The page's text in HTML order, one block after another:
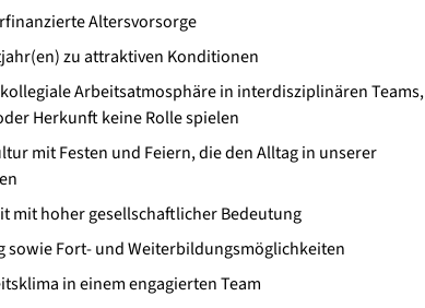
Altersvorsorge
zu attraktiven Konditionen
Arbeitsatmosphäre in interdisziplinären Teams,
Herkunft keine Rolle spielen
mit Festen und Feiern, die den Alltag in unserer
mit hoher gesellschaftlicher Bedeutung
Fort- und Weiterbildungsmöglichkeiten
in einem engagierten Team